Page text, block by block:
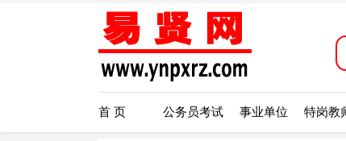
首 页 公务员考试 事业单位 特岗教